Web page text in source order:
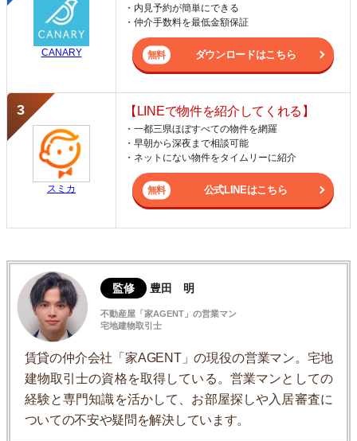
CANARY
・内見予約が簡単にできる
・仲介手数料を最低金額保証
ダウンロードはこちら
スミカ
【LINEで物件を紹介してくれる】
・一都三県ほぼすべての物件を網羅
・早朝から深夜まで相談可能
・ネットにない物件をタイムリーに紹介
公式LINEはこちら
監修 豊田 明
不動産屋「家AGENT」の営業マン
宅地建物取引士
賃貸の仲介会社「家AGENT」の現役の営業マン。宅地
建物取引士の資格を取得している。営業マンとしての
経験と専門知識を活かして、お部屋探しや入居審査に
ついての不安や疑問を解決しています。